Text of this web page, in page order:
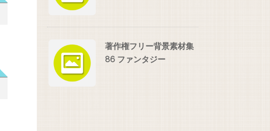
著作権フリー背景素材集
86 ファンタジー